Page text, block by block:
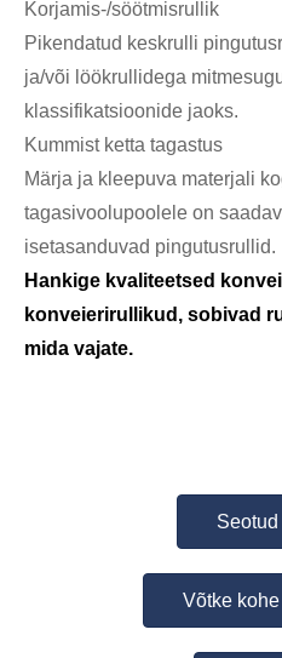
Korjamis-/söötmisrullik
Pikendatud keskrulli
ja/või löökrullidega
klassifikatsioonide jaoks.
Kummist ketta tagastus
Märja ja kleepuva materjali
tagasivoolupoolele on
isetasanduvad pingutusrullid.
Hankige kvaliteetsed
konveierirullikud, sobivad
mida vajate.
Seotud
Võtke